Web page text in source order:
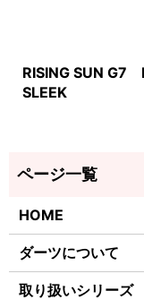
RISING SUN G7
SLEEK
HOME
ダーツについて
取り扱いシリーズ